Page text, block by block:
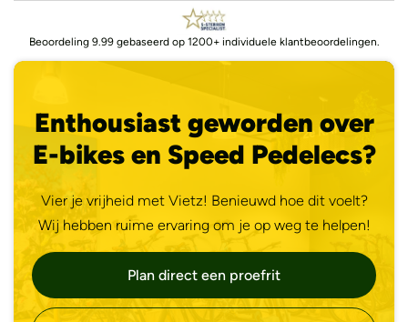
Beoordeling 9.99 gebaseerd op 1200+ individuele klantbeoordelingen.
Enthousiast geworden over
E-bikes en Speed Pedelecs?
Vier je vrijheid met Vietz! Benieuwd hoe dit voelt?
Wij hebben ruime ervaring om je op weg te helpen!
Plan direct een proefrit